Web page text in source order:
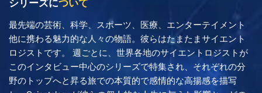
最先端の芸術、科学、スポーツ、医療、エンターテイメント
他に携わる魅力的な人々の物語。彼らはたまたまサイエント
ロジストです。 週ごとに、世界各地のサイエントロジストが
このインタビュー中心のシリーズで特集され、それぞれの分
野のトップへと昇る旅での本質的で感情的な高揚感を描写